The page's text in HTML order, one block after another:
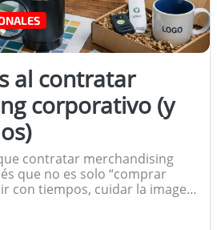
al contratar
corporativo (y
contratar merchandising
que no es solo “comprar
años trabajando con empresas,